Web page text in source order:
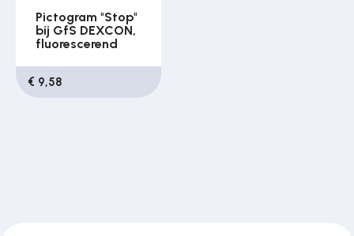
Pictogram "Stop"
bij GfS DEXCON,
fluorescerend
€ 9,58